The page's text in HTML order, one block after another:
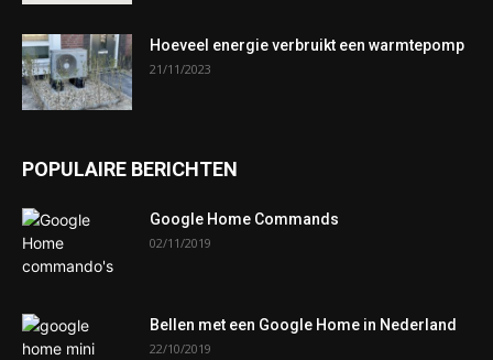
Hoeveel energie verbruikt een warmtepomp
21/11/2023
POPULAIRE BERICHTEN
Google Home Commands
02/11/2019
Bellen met een Google Home in Nederland
22/10/2019